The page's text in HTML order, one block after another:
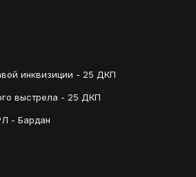
инквизиции - 25 ДКП
выстрела - 25 ДКП
- Бардан